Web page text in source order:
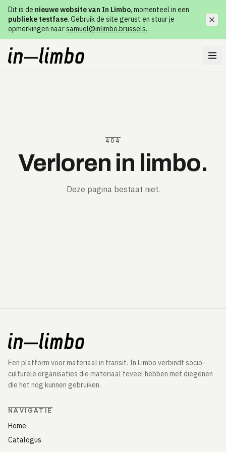
Dit is de nieuwe website van In Limbo, momenteel in een
publieke testfase. Gebruik de site gerust en stuur je
opmerkingen naarsamuel@inlimbo.brussels.
404
Verloren in limbo.
Deze pagina bestaat niet.
Een platform voor materiaal in transit. In Limbo verbindt socio-
culturele organisaties die materiaal teveel hebben met diegenen
die het nog kunnen gebruiken.
NAVIGATIE
Home
Catalogus